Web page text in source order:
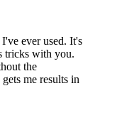
ever used. It's
tricks with you.
the
me results in